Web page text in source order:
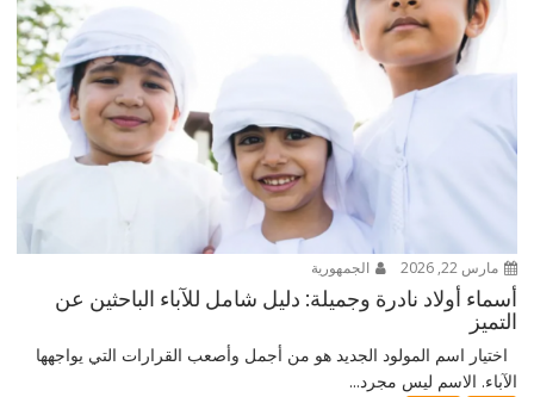
مارس 22, 2026 الجمهورية
أسماء أولاد نادرة وجميلة: دليل شامل للآباء الباحثين عن
التميز
اختيار اسم المولود الجديد هو من أجمل وأصعب القرارات التي يواجهها
الآباء. الاسم ليس مجرد...